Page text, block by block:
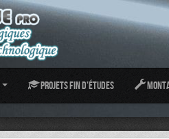
Projets fin d'études